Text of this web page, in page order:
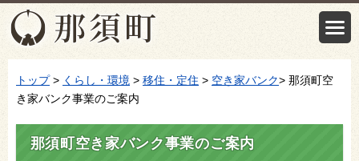
トップ> くらし・環境 > 移住・定住 > 空き家バンク> 那須町空
き家バンク事業のご案内
那須町空き家バンク事業のご案内